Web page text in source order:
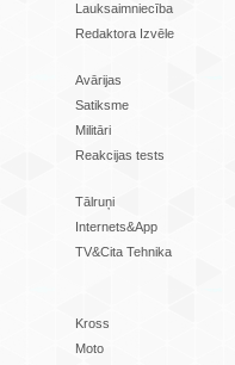
Lauksaimniecība
Redaktora Izvēle
Avārijas
Satiksme
Militāri
Reakcijas tests
Tālruņi
Internets&App
TV&Cita Tehnika
Kross
Moto